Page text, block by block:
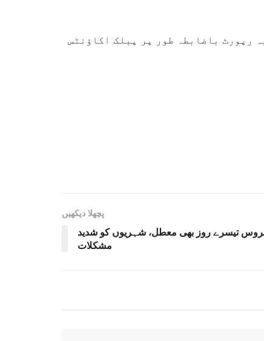
رپورٹ باضابطہ طور پر پبلک اکاؤنٹس
پچھلا دیکھیں
سروس تیسرے روز بھی معطل، شہریوں کو شدید
مشکلات